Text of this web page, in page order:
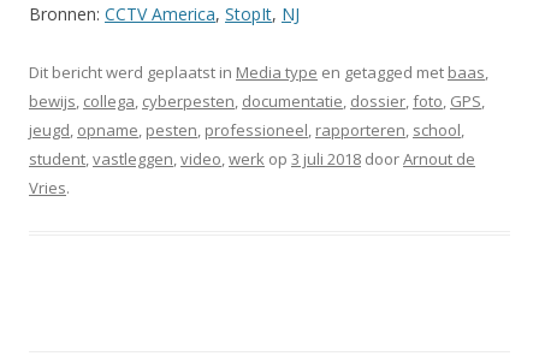
Bronnen: CCTV America, StopIt, NJ
Dit bericht werd geplaatst in Media type en getagged met baas,
bewijs, collega, cyberpesten, documentatie, dossier,foto, GPS,
jeugd, opname, pesten, professioneel, rapporteren, school,
student,vastleggen,video,werk op 3 juli 2018 doorArnout de
Vries.